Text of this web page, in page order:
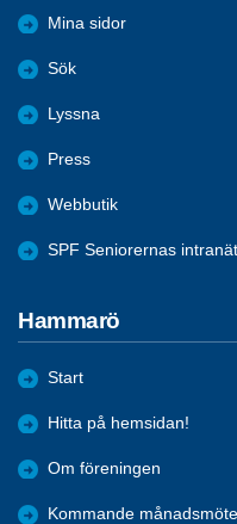
Mina sidor
Sök
Lyssna
Press
Webbutik
SPF Seniorernas intranät
Hammarö
Start
Hitta på hemsidan!
Om föreningen
Kommande